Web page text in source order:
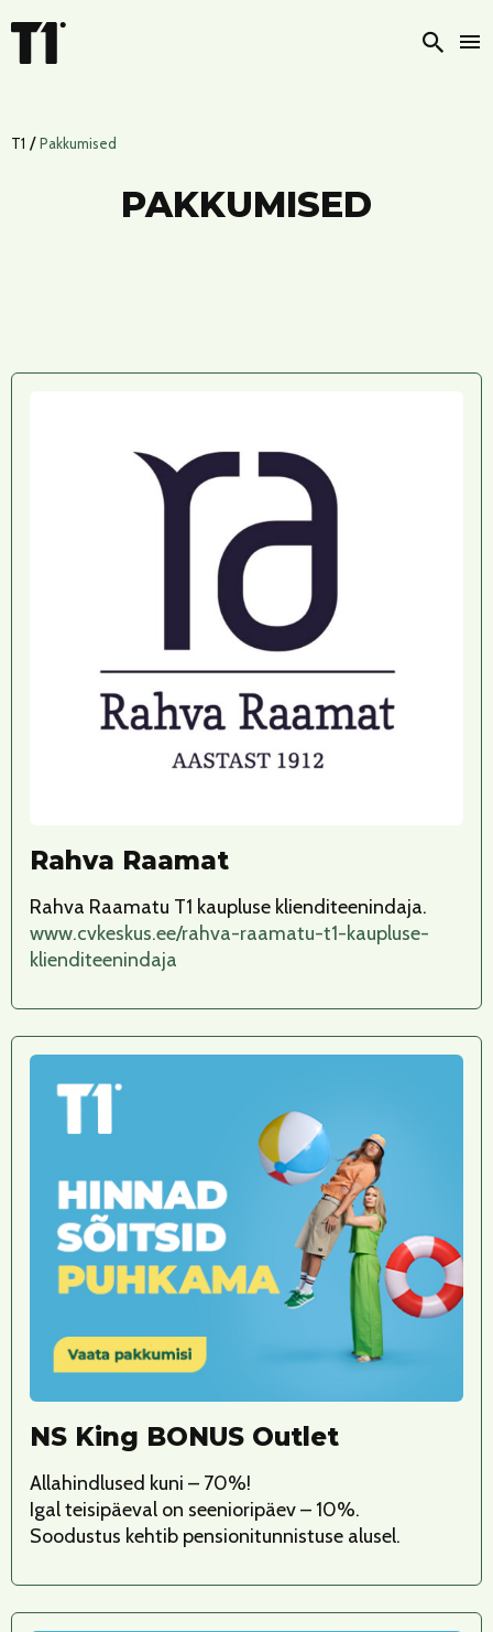
Otsi
T1 / Pakkumised
PAKKUMISED
Rahva Raamat
Rahva Raamatu T1 kaupluse klienditeenindaja.
www.cvkeskus.ee/rahva-raamatu-t1-kaupluse-
klienditeenindaja
NS King BONUS Outlet
Allahindlused kuni – 70%!
Igal teisipäeval on seenioripäev – 10%.
Soodustus kehtib pensionitunnistuse alusel.